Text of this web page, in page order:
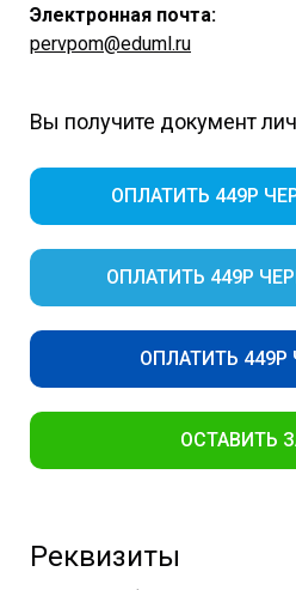
Электронная почта:
pervpom@eduml.ru
Вы получите документ
ОПЛАТИТЬ 449Р
ОПЛАТИТЬ 449Р
ОПЛАТИТЬ 449Р
ОСТАВИТЬ
Реквизиты